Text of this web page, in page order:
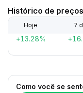
Histórico de
Hoje 7
+13.28%
Como você se